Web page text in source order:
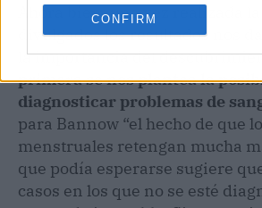
CONFIRM
Ahora bien, una vez realizada
divulgados los resultados nos
la importancia del
primera se nos plantea la
diagnosticar problemas de
para Bannow “el hecho de que
menstruales retengan mucha
que podía esperarse sugiere
casos en los que no se esté